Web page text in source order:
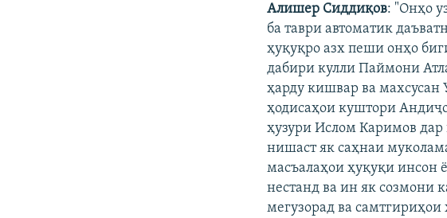
Алишер Сиддиқов: "Онҳо
ба таври автоматик
ҳуқуқро азх пеши онҳо
дабири кулли Паймони
ҳарду кишвар ва
ҳодисаҳои куштори
ҳузури Ислом Каримов
нишаст як саҳнаи
масъалаҳои ҳуқуқи инсон
нестанд ва ин як созмони
мегузорад ва самтгириҳои